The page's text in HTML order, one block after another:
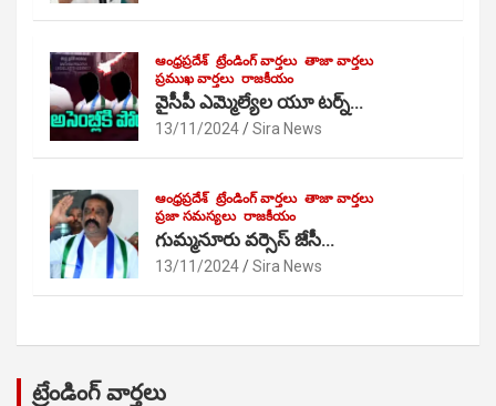
ఆంధ్రప్రదేశ్ ట్రేండింగ్ వార్తలు తాజా వార్తలు
ప్రముఖ వార్తలు రాజకీయం
వైసీపీ ఎమ్మెల్యేల యూ టర్న్…
13/11/2024 Sira News
ఆంధ్రప్రదేశ్ ట్రేండింగ్ వార్తలు తాజా వార్తలు
ప్రజా సమస్యలు రాజకీయం
గుమ్మనూరు వర్సెస్ జేసీ…
13/11/2024 Sira News
ట్రేండింగ్ వార్తలు